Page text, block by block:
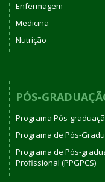
Enfermagem
Medicina
Nutrição
PÓS-
Programa Pós-
Programa de Pós-
Programa de Pós-
Profissional (PPGPCS)